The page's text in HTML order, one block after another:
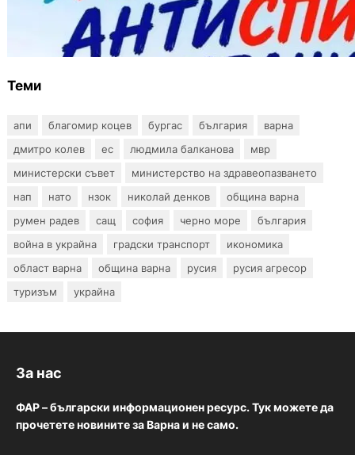
Варна предлага безплатни и анонимни
тестове за ХИВ и други инфекции през
август
Теми
апи благомир коцев бургас българия
варна
дмитро колев
ес людмила балканова
мвр
министерски съвет
министерство на здравеопазването
нап
нато нзок николай денков
община варна
румен радев
сащ софия черно море
българия
война в украйна
градски транспорт
икономика
област варна
община варна русия
русия агресор
туризъм
украйна
За нас
ФАР – български информационен ресурс. Тук можете да
прочетете новините за Варна и не само.